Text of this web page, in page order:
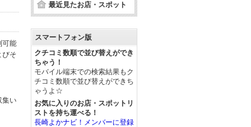
可能
びそ
集い
最近見たお店・スポット
スマートフォン版
クチコミ数順で並び替えができ
ちゃう！
モバイル端末での検索結果もク
チコミ数順で並び替えができち
ゃうよ☆
お気に入りのお店・スポットリ
ストを持ち運べる！
長崎よかナビ！メンバーに登録